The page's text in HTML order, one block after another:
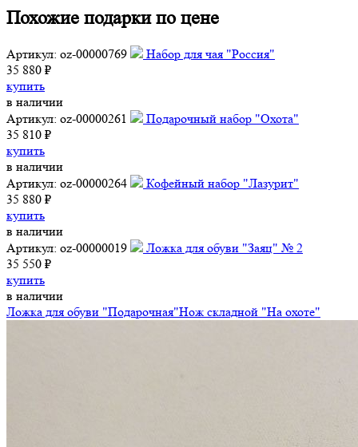
Похожие подарки по цене
Артикул: oz-00000769
Набор для чая "Россия"
35 880 ₽
купить
в наличии
Артикул: oz-00000261
Подарочный набор "Охота"
35 810 ₽
купить
в наличии
Артикул: oz-00000264
Кофейный набор "Лазурит"
35 880 ₽
купить
в наличии
Артикул: oz-00000019
Ложка для обуви "Заяц" № 2
35 550 ₽
купить
в наличии
Ложка для обуви "Подарочная"Нож складной "На охоте"